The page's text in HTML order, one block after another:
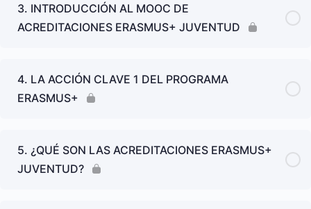
3. INTRODUCCIÓN AL MOOC DE
ACREDITACIONES ERASMUS+ JUVENTUD
4. LA ACCIÓN CLAVE 1 DEL PROGRAMA
ERASMUS+
5. ¿QUÉ SON LAS ACREDITACIONES ERASMUS+
JUVENTUD?